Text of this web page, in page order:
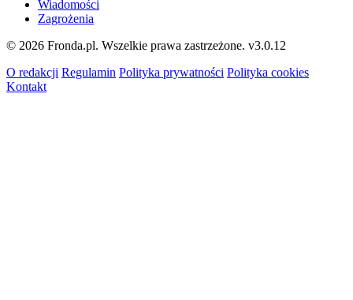
Wiadomości
Zagrożenia
© 2026 Fronda.pl. Wszelkie prawa zastrzeżone. v3.0.12
O redakcji Regulamin Polityka prywatności Polityka cookies
Kontakt